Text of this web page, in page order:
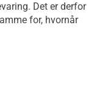
Det er derfor
for, hvornår